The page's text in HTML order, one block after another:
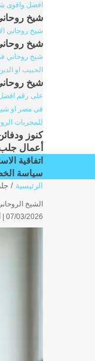
افضل واقوى
شيخ
شيخ روحاني
شيخ
شيخ روحاني
الحبيب او
شيخ
على رقم افضل
في مصر او
للمجربات
كنوز
أعمال
اتفاقية
سياسة
الرئيسية /
الشيخ
07/03/2026 |